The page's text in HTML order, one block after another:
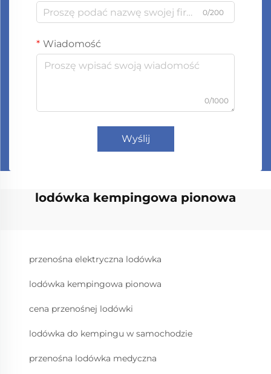
0/200
Wiadomość
0/1000
Wyślij
lodówka kempingowa pionowa
przenośna elektryczna lodówka
lodówka kempingowa pionowa
cena przenośnej lodówki
lodówka do kempingu w samochodzie
przenośna lodówka medyczna